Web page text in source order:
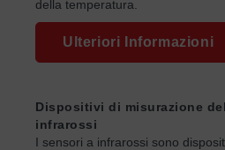
della temperatura.
Ulteriori Informazioni
Dispositivi di misurazione
infrarossi
I sensori a infrarossi sono